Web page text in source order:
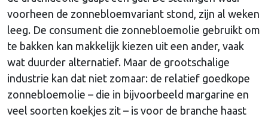
voorheen de zonnebloemvariant stond, zijn al weken
leeg. De consument die zonnebloemolie gebruikt om
te bakken kan makkelijk kiezen uit een ander, vaak
wat duurder alternatief. Maar de grootschalige
industrie kan dat niet zomaar: de relatief goedkope
zonnebloemolie – die in bijvoorbeeld margarine en
veel soorten koekjes zit – is voor de branche haast